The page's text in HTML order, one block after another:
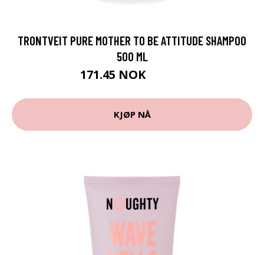
TRONTVEIT PURE MOTHER TO BE ATTITUDE SHAMPOO
500 ML
171.45 NOK
KJØP NÅ